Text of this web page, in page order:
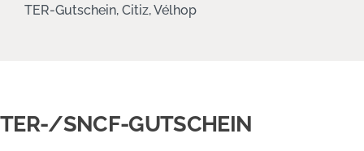
TER-Gutschein, Citiz, Vélhop
TER-/SNCF-GUTSCHEIN